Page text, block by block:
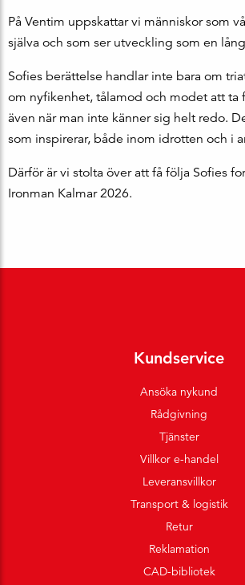
På Ventim uppskattar vi människor som
själva och som ser utveckling som en
Sofies berättelse handlar inte bara om
om nyfikenhet, tålamod och modet att ta
även när man inte känner sig helt redo.
som inspirerar, både inom idrotten och i
Därför är vi stolta över att få följa Sofies
Ironman Kalmar 2026.
Kundservice
Ansöka nykund
Rådgivning
Tjänster
Villkor e-handel
Leveransvillkor
Transport & logistik
Retur
Reklamation
CAD-bibliotek